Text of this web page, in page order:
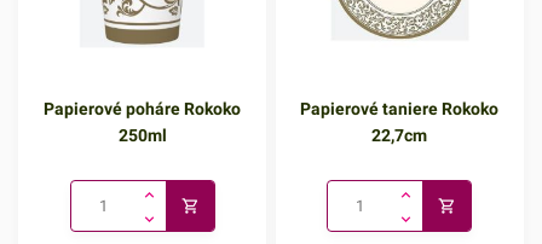
Papierové poháre Rokoko
250ml
Papierové taniere Rokoko
22,7cm